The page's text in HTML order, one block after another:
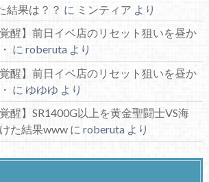
結果は？？ に ミンティア より
醒】前日イベ店のリセット狙いを昼か
に roberutaより
醒】前日イベ店のリセット狙いを昼か
に ゆゆゆ より
醒】SR1400G以上を黄金聖闘士VS海
た結果wwwに roberutaより